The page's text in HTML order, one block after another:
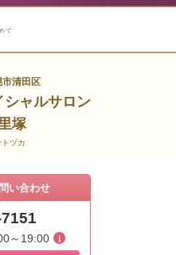
市清田区
シャルサロン
塚
ヅカ
い合わせ
～19:00